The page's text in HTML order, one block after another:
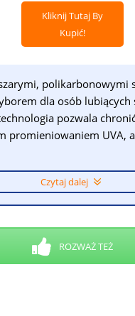
Kliknij Tutaj By
Kupić!
polikarbonowymi
dla osób lubiących
pozwala
promieniowaniem UVA,
Czytaj dalej
ROZWAŻ TEŻ